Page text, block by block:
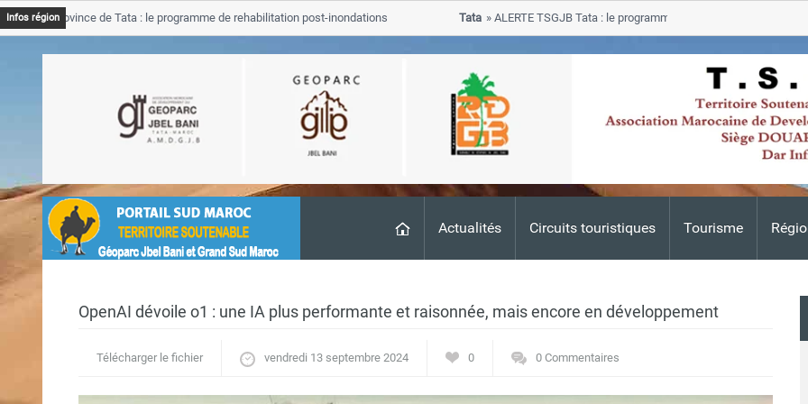
Actualités Circuits touristiques Tourisme
Infos régionProvince de Tata : le programme de rehabilitation post-inondations
ALERTE TSGJB Tata : le programme de rehabilitation post-
progresse dans les zones sinistrees
OpenAI dévoile o1 : une IA plus performante et raisonnée, mais encore en développement
Télécharger le fichier vendredi 13 septembre 2024 0 0 Commentaires